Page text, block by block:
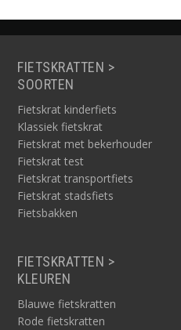
FIETSKRATTEN >
SOORTEN
Fietskrat kinderfiets
Klassiek fietskrat
Fietskrat met bekerhouder
Fietskrat test
Fietskrat transportfiets
Fietskrat stadsfiets
Fietsbakken
FIETSKRATTEN >
KLEUREN
Blauwe fietskratten
Rode fietskratten